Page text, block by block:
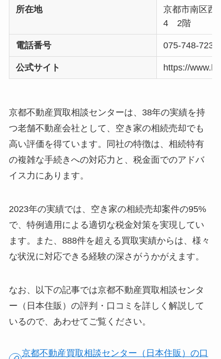
所在地
京都市南区西
4 2階
電話番号 075-748-7236
公式サイト https://
京都不動産買取相談センターは、38年の実績を持
つ老舗不動産会社として、空き家の相続売却でも
高い評価を得ています。同社の特徴は、相続特有
の複雑な手続きへの対応力と、税金面でのアドバ
イス力にあります。
2023年の実績では、空き家の相続売却案件の95%
で、特例適用による適切な税金対策を実現してい
ます。また、888件を超える買取実績からは、様々
な状況に対応できる経験の深さがうかがえます。
なお、以下の記事では京都不動産買取相談センタ
ー（日本住販）の評判・口コミを詳しく解説して
いるので、あわせてご覧ください。
京都不動産買取相談センター（日本住販）の口